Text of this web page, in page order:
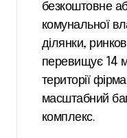
безкоштовне
комунальної
ділянки,
перевищує 14
території
масштабний
комплекс.